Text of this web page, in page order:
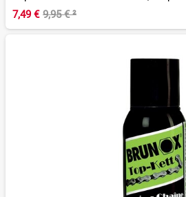
7,49 € 9,95 €²